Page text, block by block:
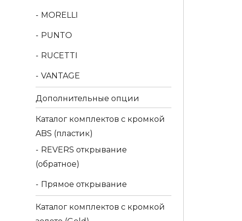
MORELLI
PUNTO
RUCETTI
VANTAGE
Дополнительные опции
Каталог комплектов c кромкой
ABS (пластик)
REVERS открывание
(обратное)
Прямое открывание
Каталог комплектов c кромкой